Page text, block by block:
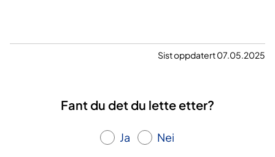
Sist oppdatert 07.05.2025
Fant du det du lette etter?
Ja Nei